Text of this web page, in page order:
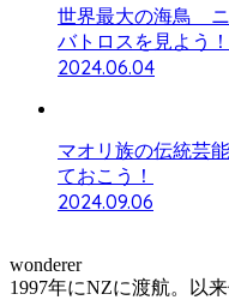
世界最大の海鳥 ニ
バトロスを見よう！
2024.06.04
マオリ族の伝統芸
ておこう！
2024.09.06
wonderer
1997年にNZに渡航。以